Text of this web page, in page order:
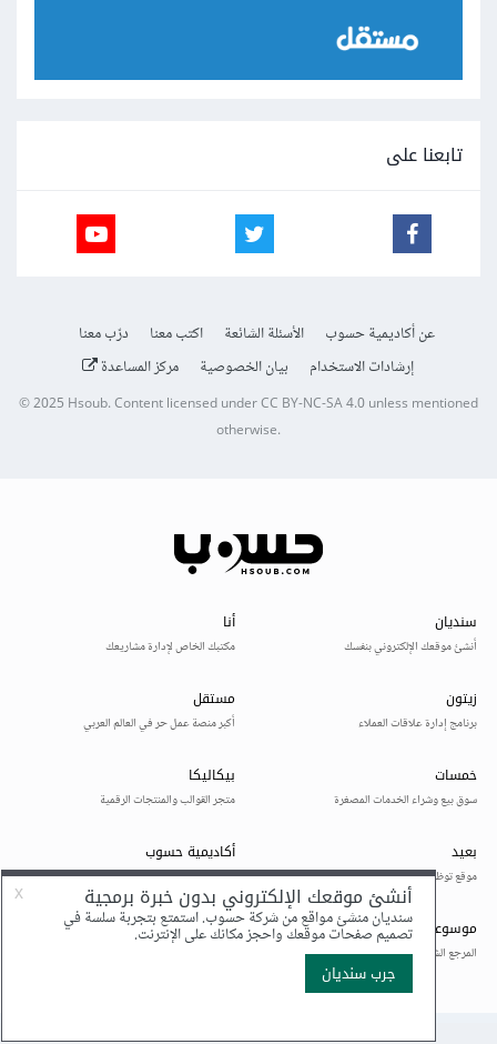
تابعنا على
عن أكاديمية حسوب الأسئلة الشائعة اكتب معنا
درّب معنا
إرشادات الاستخدام
بيان الخصوصية مركز المساعدة
© 2025Hsoub.Content licensed underCC BY-NC-SA 4.0unless mentioned
otherwise.